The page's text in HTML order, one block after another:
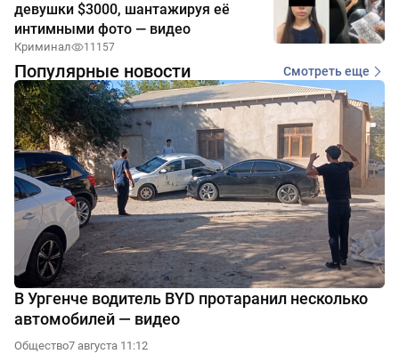
девушки $3000, шантажируя её
интимными фото — видео
Криминал 11157
Популярные новости Смотреть еще
В Ургенче водитель BYD протаранил несколько
автомобилей — видео
Общество7 августа 11:12